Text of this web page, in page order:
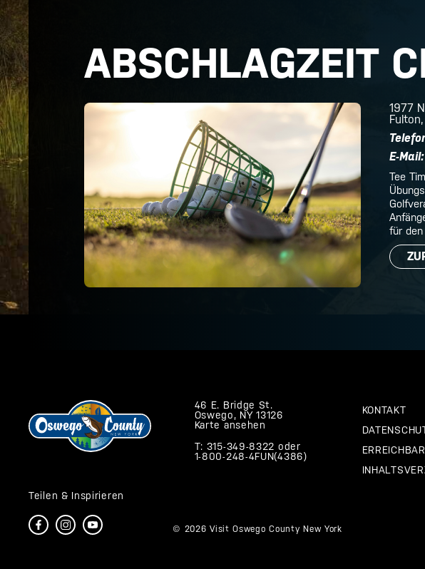
ABSCHLAGZEIT
1977
E-Mail:
Tee
für
46 E. Bridge St.
Oswego, NY 13126
Karte ansehen
T: 315-349-8322 oder
1-800-248-4FUN(4386)
KONTAKT
Teilen & Inspirieren
© 2026 Visit Oswego County New York